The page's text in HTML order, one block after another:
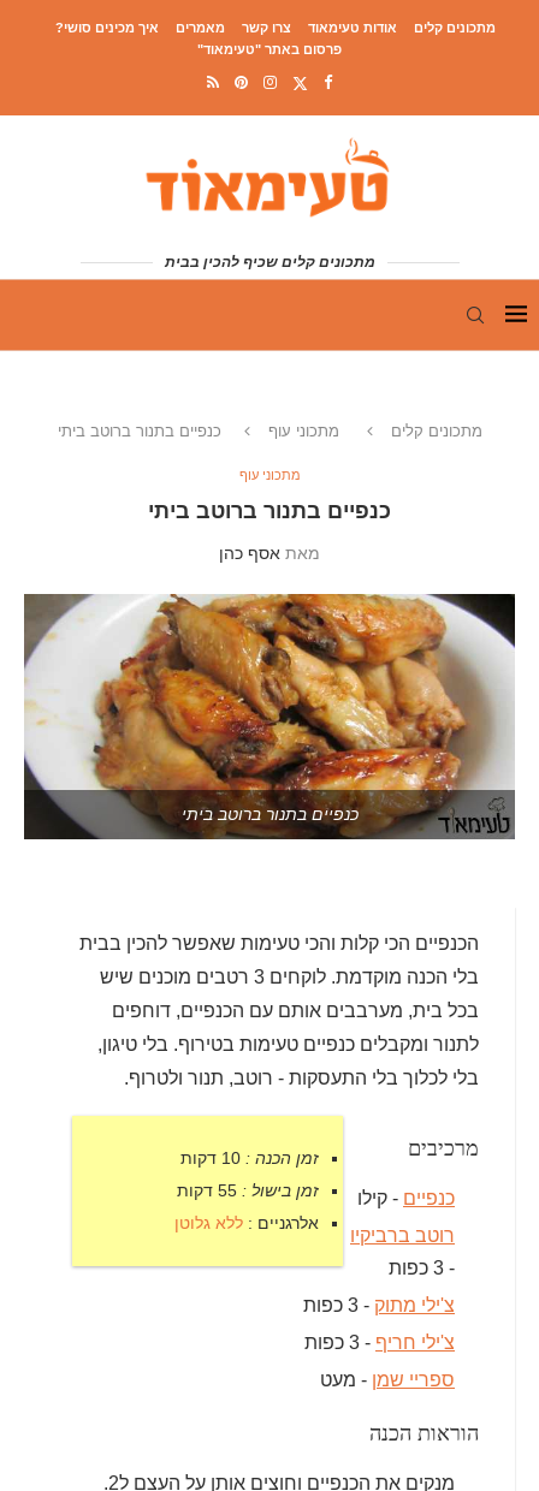
מתכונים קלים אודות טעימאוד צרו קשר מאמרים
איך מכינים סושי?
פרסום באתר "טעימאוד"
מתכונים קלים שכיף להכין בבית
מתכונים קלים מתכוני עוף כנפיים בתנור ברוטב ביתי
מתכוני עוף
כנפיים בתנור ברוטב ביתי
מאת אסף כהן
כנפיים בתנור ברוטב ביתי
הכנפיים הכי קלות והכי טעימות שאפשר להכין בבית
בלי הכנה מוקדמת. לוקחים 3 רטבים מוכנים שיש
בכל בית, מערבבים אותם עם הכנפיים, דוחפים
לתנור ומקבלים כנפיים טעימות בטירוף. בלי טיגון,
בלי לכלוך בלי התעסקות - רוטב, תנור ולטרוף.
זמן הכנה : 10 דקות
זמן בישול : 55 דקות
אלרגניים : ללא גלוטן
מרכיבים
כנפיים - קילו
רוטב ברביקיו
- 3 כפות
צ'ילי מתוק - 3 כפות
צ'ילי חריף - 3 כפות
ספריי שמן - מעט
הוראות הכנה
מנקים את הכנפיים וחוצים אותן על העצם ל2.